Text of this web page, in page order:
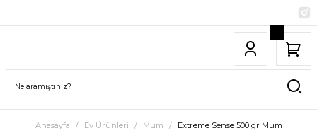
Anasayfa Ev Ürünleri Mum Extreme Sense 500 gr Mum